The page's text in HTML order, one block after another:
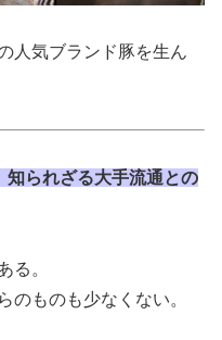
人気ブランド豚を生ん
られざる大手流通との
る。
のものも少なくない。